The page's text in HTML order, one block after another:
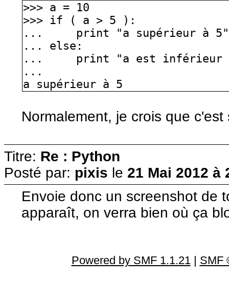
>>> a = 10
>>> if ( a > 5 ):
... print "a supérieur à 5"
... else:
... print "a est inférieur
...
a supérieur à 5
Normalement, je crois que
Titre: Re : Python
Posté par: pixis le 21 Mai 2012 à
Envoie donc un screenshot de
apparaît, on verra bien où ça
Powered by SMF 1.1.21| SMF